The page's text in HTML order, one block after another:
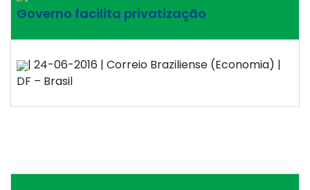
Governo facilita privatização
| 24-06-2016 | Correio Braziliense (Economia) |
DF – Brasil